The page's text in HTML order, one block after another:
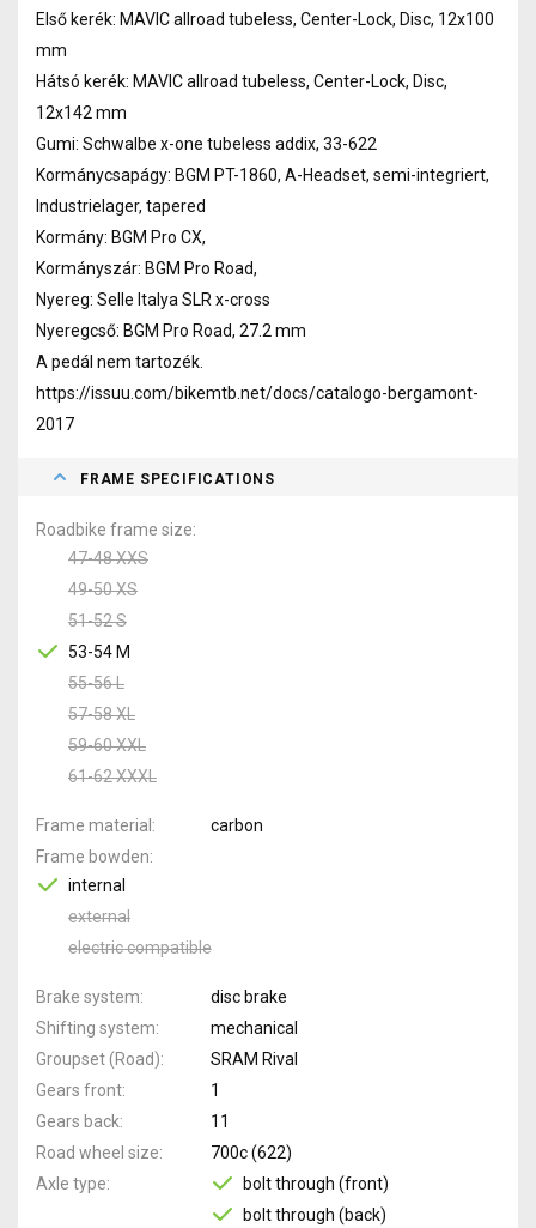
Első kerék: MAVIC allroad tubeless, Center-Lock, Disc, 12x100
mm
Hátsó kerék: MAVIC allroad tubeless, Center-Lock, Disc,
12x142 mm
Gumi: Schwalbe x-one tubeless addix, 33-622
Kormánycsapágy: BGM PT-1860, A-Headset, semi-integriert,
Industrielager, tapered
Kormány: BGM Pro CX,
Kormányszár: BGM Pro Road,
Nyereg: Selle Italya SLR x-cross
Nyeregcső: BGM Pro Road, 27.2 mm
A pedál nem tartozék.
https://issuu.com/bikemtb.net/docs/catalogo-bergamont-
2017
FRAME SPECIFICATIONS
Roadbike frame size
47-48 XXS
49-50 XS
51-52 S
53-54 M
55-56 L
57-58 XL
59-60 XXL
61-62 XXXL
Frame material
carbon
Frame bowden
internal
external
electric compatible
Brake system
disc brake
Shifting system
mechanical
Groupset (Road)
SRAM Rival
Gears front
1
Gears back
11
Road wheel size
700c (622)
Axle type
bolt through (front)
bolt through (back)